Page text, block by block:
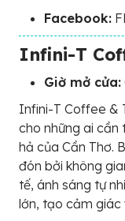
Facebook:
Infini-T
Giờ mở cửa:
Infini-T Coffee &
cho những ai cần
hả của Cần Thơ.
đón bởi không
tế, ánh sáng tự
lớn, tạo cảm